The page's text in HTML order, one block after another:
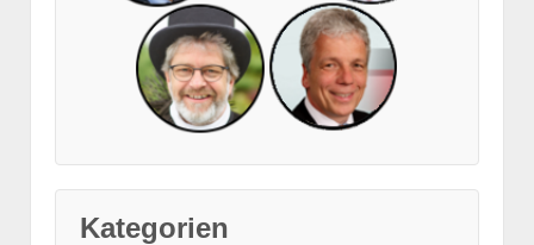
Kategorien